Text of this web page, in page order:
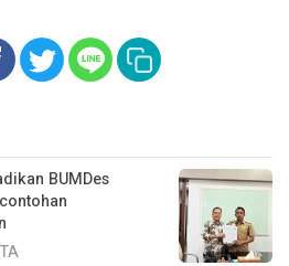
BUMDes